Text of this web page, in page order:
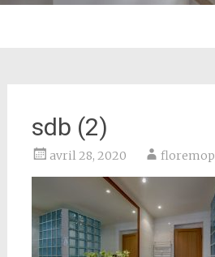
sdb (2)
avril 28, 2020 floremop